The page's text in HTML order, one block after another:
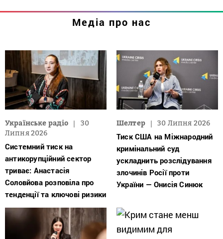
Медіа про нас
Українське радіо
30
Липня 2026
Системний тиск на
антикорупційний сектор
триває: Анастасія
Соловйова розповіла про
тенденції та ключові ризики
Шелтер 30 Липня 2026
Тиск США на Міжнародний
кримінальний суд
ускладнить розслідування
злочинів Росії проти
України — Онисія Синюк